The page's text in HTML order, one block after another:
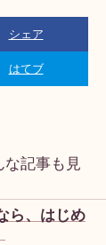
シェア
はてブ
な記事も見
ら、はじめ